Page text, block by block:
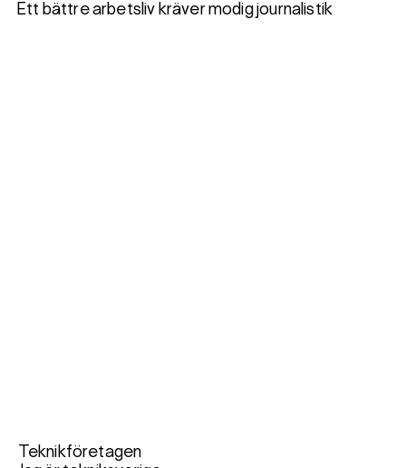
Ett bättre arbetsliv kräver modig journalistik
Teknikföretagen